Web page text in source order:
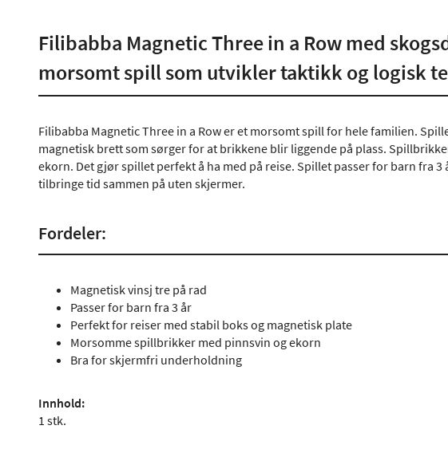
Filibabba Magnetic Three in a Row med
morsomt spill som utvikler taktikk og logisk
Filibabba Magnetic Three in a Row er et morsomt spill for hele familien.
magnetisk brett som sørger for at brikkene blir liggende på plass.
ekorn. Det gjør spillet perfekt å ha med på reise. Spillet passer for barn fra 3
tilbringe tid sammen på uten skjermer.
Fordeler:
Magnetisk vinsj tre på rad
Passer for barn fra 3 år
Perfekt for reiser med stabil boks og magnetisk plate
Morsomme spillbrikker med pinnsvin og ekorn
Bra for skjermfri underholdning
Innhold:
1 stk.